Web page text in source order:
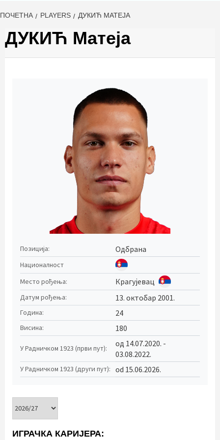
ПОЧЕТНА PLAYERS ДУКИЋ МАТЕЈА
ДУКИЋ Матеја
Позиција: Одбрана
Националност
Место рођења:
Крагујевац
Датум рођења: 13. октобар 2001.
Година: 24
Висина: 180
У Радничком 1923 (први пут):
од 14.07.2020. -
03.08.2022.
У Радничком 1923 (други пут): od 15.06.2026.
ИГРАЧКА КАРИЈЕРА: